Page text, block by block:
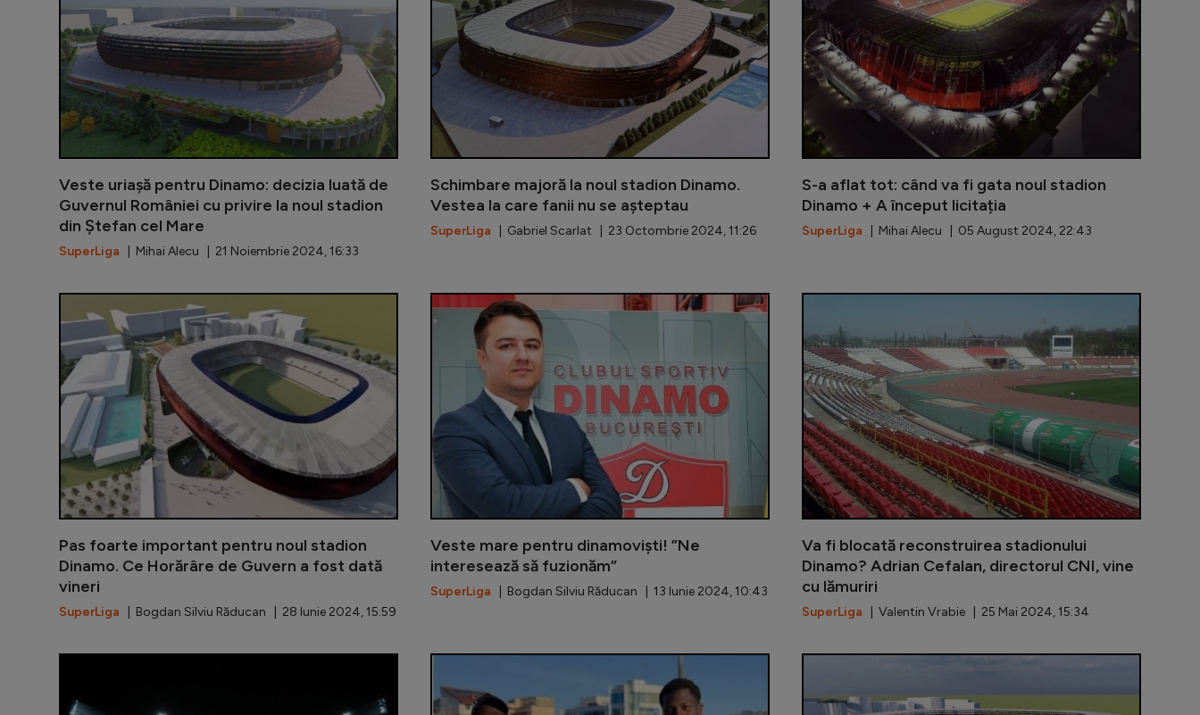
Veste uriașă pentru Dinamo: decizia luată de
Guvernul României cu privire la noul stadion
din Ștefan cel Mare
SuperLiga | Mihai Alecu | 21 Noiembrie 2024, 16:33
Schimbare majoră la noul stadion Dinamo.
Vestea la care fanii nu se așteptau
SuperLiga | Gabriel Scarlat | 23 Octombrie 2024, 11:26
S-a aflat tot: când va fi gata noul stadion
Dinamo + A început licitația
SuperLiga | Mihai Alecu | 05 August 2024, 22:43
Pas foarte important pentru noul stadion
Dinamo. Ce Horărâre de Guvern a fost dată
vineri
SuperLiga | Bogdan Silviu Răducan | 28 Iunie 2024, 15:59
Pas foarte important pentru noul stadion Dinamo. Ce Horărâre
Veste mare pentru dinamoviști! ”Ne
interesează să fuzionăm”
SuperLiga | Bogdan Silviu Răducan | 13 Iunie 2024, 10:43
Veste
Va fi blocată reconstruirea stadionului
Dinamo? Adrian Cefalan, directorul CNI, vine
cu lămuriri
SuperLiga | Valentin Vrabie | 25 Mai 2024, 15:34
În plină campanie electorală, un candidat la Primăria